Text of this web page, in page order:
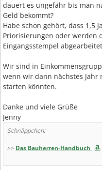
dauert es ungefähr bis man
Geld bekommt?
Habe schon gehört, dass 1,5
Priorisierungen oder werden
Eingangsstempel
Wir sind in
wenn wir dann nächstes Jahr
starten könnten.
Danke und viele Grüße
Jenny
Schnäppchen:
>> Das Bauherren-Handbuch